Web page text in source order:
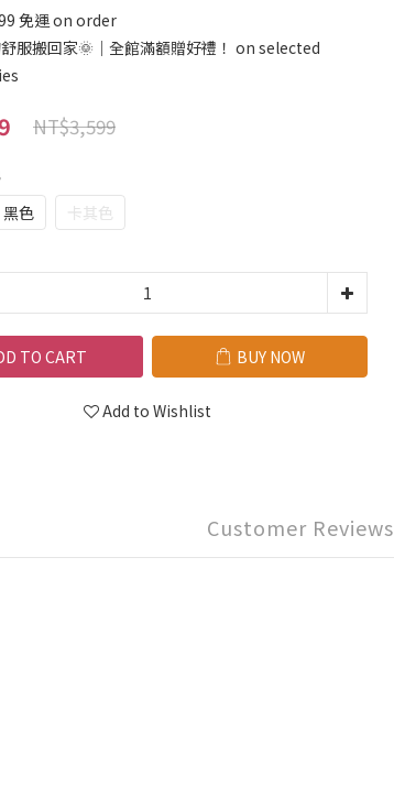
免運 on order
服搬回家🌞｜全館滿額贈好禮！ on selected
NT$3,599
黑色 卡其色
TO CART BUY NOW
Add to Wishlist
Customer Reviews